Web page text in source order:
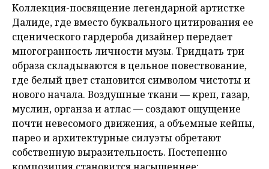
Коллекция-посвящение легендарной артистке
Далиде, где вместо буквального цитирования ее
сценического гардероба дизайнер передает
многогранность личности музы. Тридцать три
образа складываются в цельное повествование,
где белый цвет становится символом чистоты и
нового начала. Воздушные ткани — креп, газар,
муслин, органза и атлас — создают ощущение
почти невесомого движения, а объемные кейпы,
парео и архитектурные силуэты обретают
собственную выразительность. Постепенно